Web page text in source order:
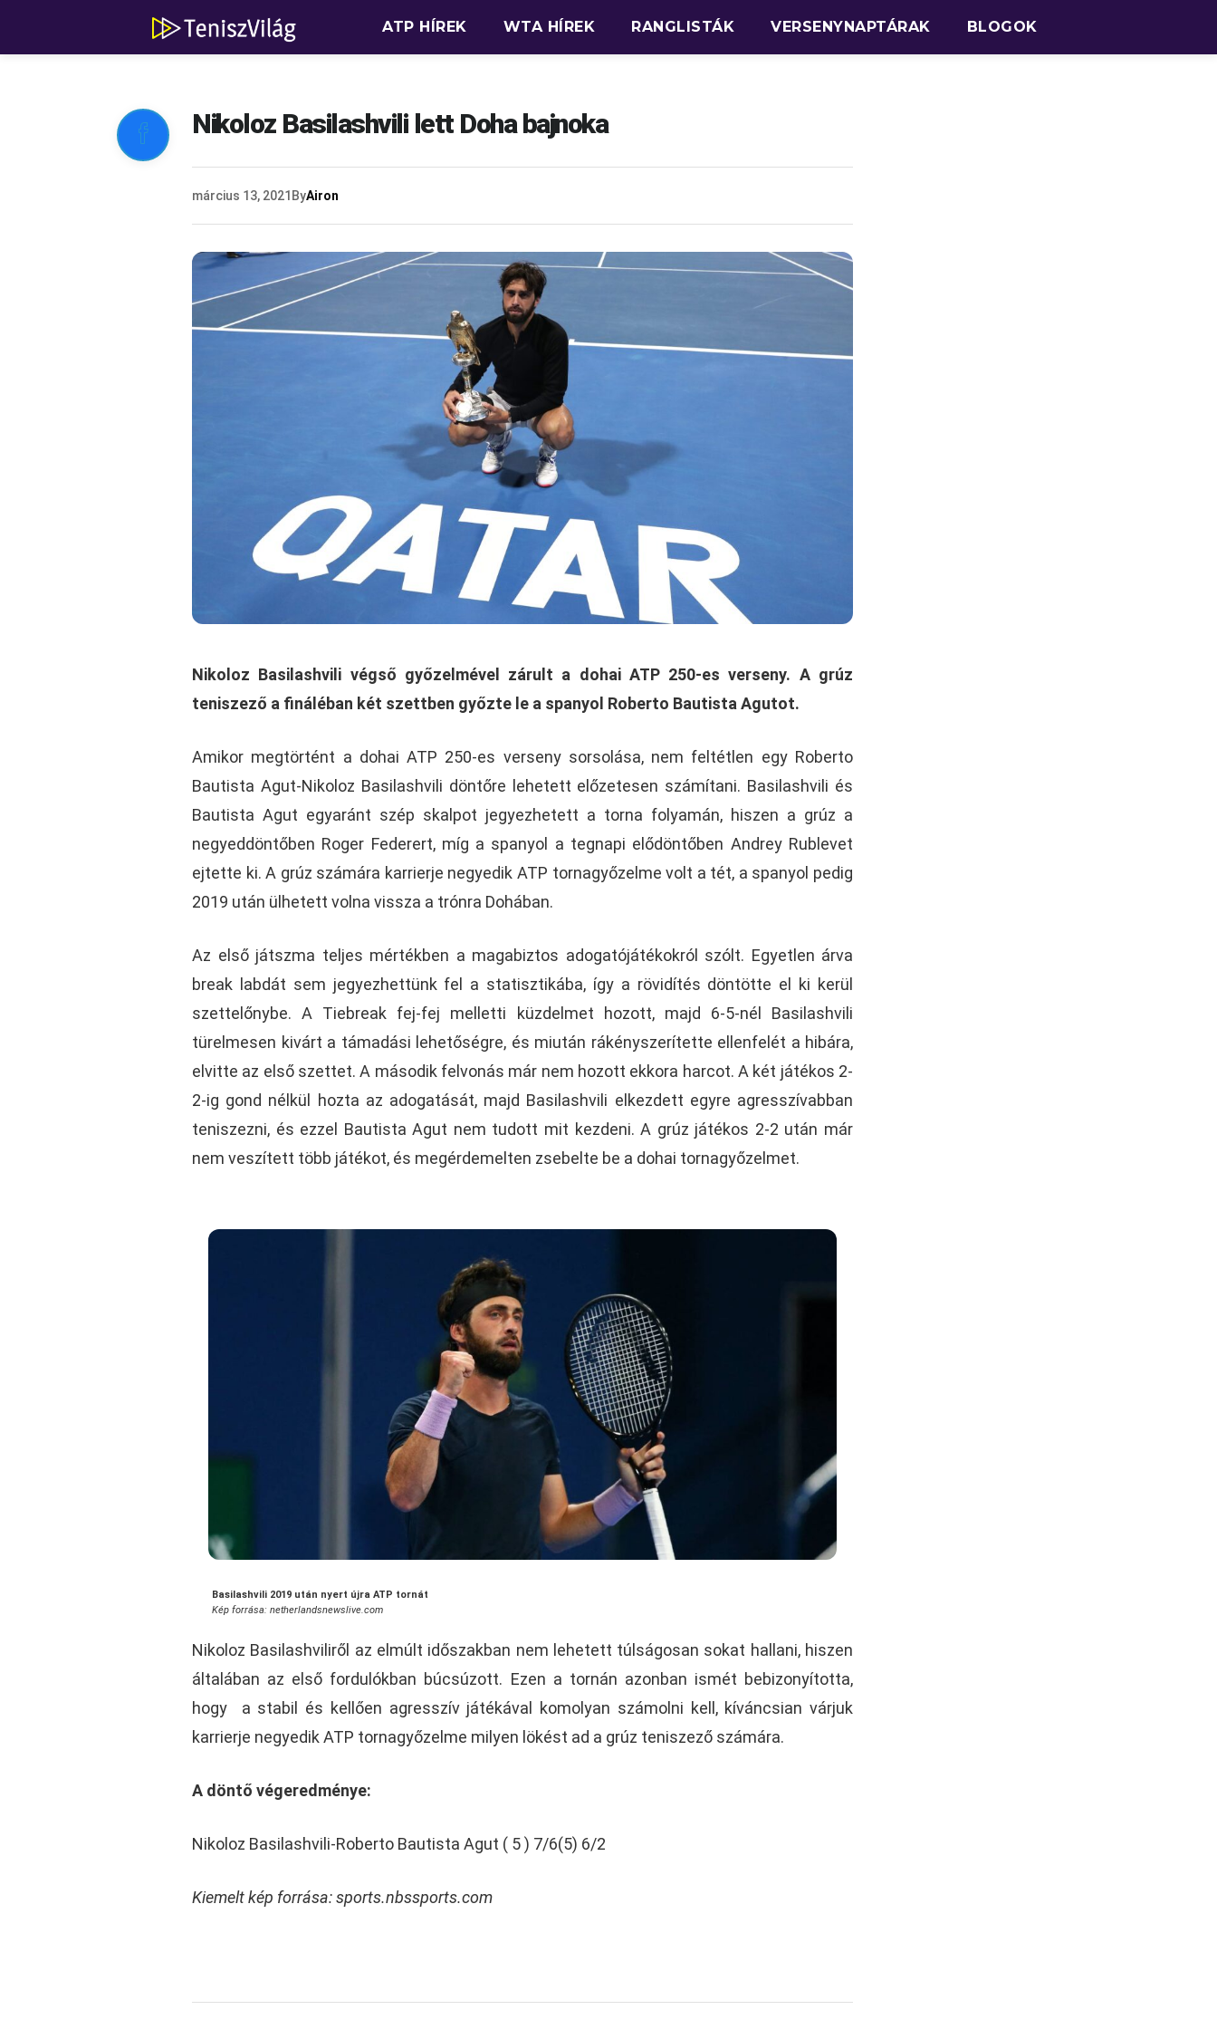
ATP HÍREK WTA HÍREK RANGLISTÁK VERSENYNAPTÁRAK BLOGOK
 Nikoloz Basilashvili lett Doha bajnoka
március 13, 2021 ByAiron
Nikoloz Basilashvili végső győzelmével zárult a dohai ATP 250-es verseny. A grúz
teniszező a fináléban két szettben győzte le a spanyol Roberto Bautista Agutot.
Amikor megtörtént a dohai ATP 250-es verseny sorsolása, nem feltétlen egy Roberto
Bautista Agut-Nikoloz Basilashvili döntőre lehetett előzetesen számítani. Basilashvili és
Bautista Agut egyaránt szép skalpot jegyezhetett a torna folyamán, hiszen a grúz a
negyeddöntőben Roger Federert, míg a spanyol a tegnapi elődöntőben Andrey Rublevet
ejtette ki. A grúz számára karrierje negyedik ATP tornagyőzelme volt a tét, a spanyol pedig
2019 után ülhetett volna vissza a trónra Dohában.
Az első játszma teljes mértékben a magabiztos adogatójátékokról szólt. Egyetlen árva
break labdát sem jegyezhettünk fel a statisztikába, így a rövidítés döntötte el ki kerül
szettelőnybe. A Tiebreak fej-fej melletti küzdelmet hozott, majd 6-5-nél Basilashvili
türelmesen kivárt a támadási lehetőségre, és miután rákényszerítette ellenfelét a hibára,
elvitte az első szettet. A második felvonás már nem hozott ekkora harcot. A két játékos 2-
2-ig gond nélkül hozta az adogatását, majd Basilashvili elkezdett egyre agresszívabban
teniszezni, és ezzel Bautista Agut nem tudott mit kezdeni. A grúz játékos 2-2 után már
nem veszített több játékot, és megérdemelten zsebelte be a dohai tornagyőzelmet.
Basilashvili 2019 után nyert újra ATP tornát
Kép forrása: netherlandsnewslive.com
Nikoloz Basilashviliről az elmúlt időszakban nem lehetett túlságosan sokat hallani, hiszen
általában az első fordulókban búcsúzott. Ezen a tornán azonban ismét bebizonyította,
hogy a stabil és kellően agresszív játékával komolyan számolni kell, kíváncsian várjuk
karrierje negyedik ATP tornagyőzelme milyen lökést ad a grúz teniszező számára.
A döntő végeredménye:
Nikoloz Basilashvili-Roberto Bautista Agut ( 5 ) 7/6(5) 6/2
Kiemelt kép forrása: sports.nbssports.com